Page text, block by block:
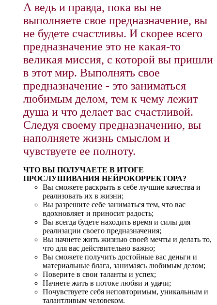
А ведь и правда, пока вы не
выполняете свое предназначение, вы
не будете счастливы. И скорее всего
предназначение это не какая-то
великая миссия, с которой вы пришли
в этот мир. Выполнять свое
предназначение - это заниматься
любимым делом, тем к чему лежит
душа и что делает вас счастливой.
Следуя своему предназначению, вы
наполняете жизнь смыслом и
чувствуете ее полноту.
ЧТО ВЫ ПОЛУЧАЕТЕ В ИТОГЕ
ПРОСЛУШИВАНИЯ НЕЙРОКОРРЕКТОРА?
Вы сможете раскрыть в себе лучшие качества и
реализовать их в жизни;
Вы разрешите себе заниматься тем, что вас
вдохновляет и приносит радость;
Вы всегда будете находить время и силы для
реализации своего предназначения;
Вы начнете жить жизнью своей мечты и делать то,
что для вас действительно важно;
Вы сможете получить достойные вас деньги и
материальные блага, занимаясь любимым делом;
Поверите в свои таланты и успех;
Начнете жить в потоке любви и удачи;
Почувствуете себя неповторимым, уникальным и
талантливым человеком.